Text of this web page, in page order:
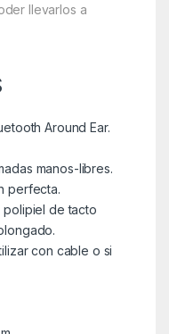
llevarlos a
Around Ear.
manos-libres.
perfecta.
polipiel de tacto
con cable o si